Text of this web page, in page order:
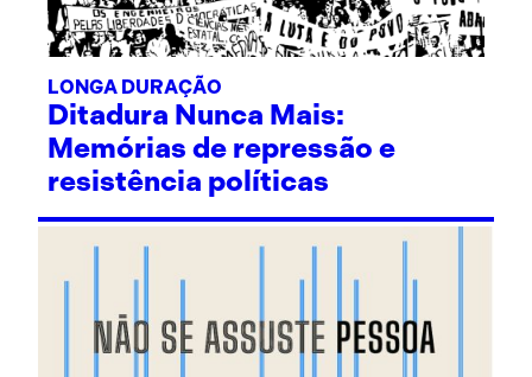
LONGA DURAÇÃO
Ditadura Nunca Mais:
Memórias de repressão e
resistência políticas